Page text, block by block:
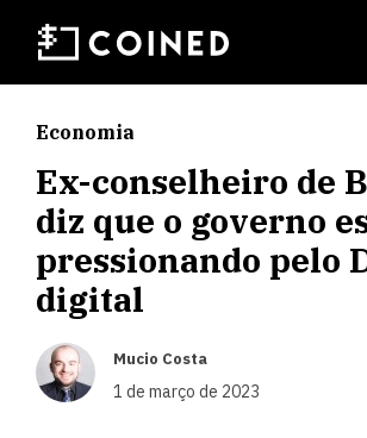
Economia
Ex-conselheiro de
diz que o governo
pressionando pelo
digital
Mucio Costa
1 de março de 2023